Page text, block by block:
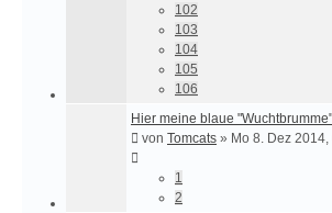
102
103
104
105
106
Hier meine blaue
von Tomcats » Mo 8. Dez 2014,
1
2